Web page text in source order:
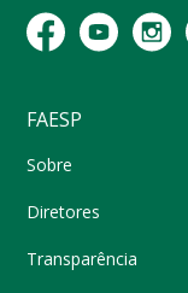
FAESP
Sobre
Diretores
Transparência